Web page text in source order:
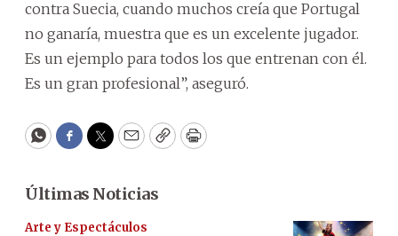
contra Suecia, cuando muchos creía que Portugal
no ganaría, muestra que es un excelente jugador.
Es un ejemplo para todos los que entrenan con él.
Es un gran profesional”, aseguró.
WhatsApp
Facebook
Twitter
EmailCopyPrint
Últimas Noticias
Arte y Espectáculos